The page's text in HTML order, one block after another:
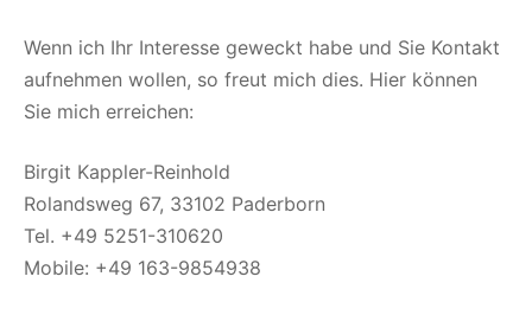
Wenn ich Ihr Interesse geweckt habe und Sie Kontakt
aufnehmen wollen, so freut mich dies. Hier können
Sie mich erreichen:
Birgit Kappler-Reinhold
Rolandsweg 67, 33102 Paderborn
Tel. +49 5251-310620
Mobile: +49 163-9854938